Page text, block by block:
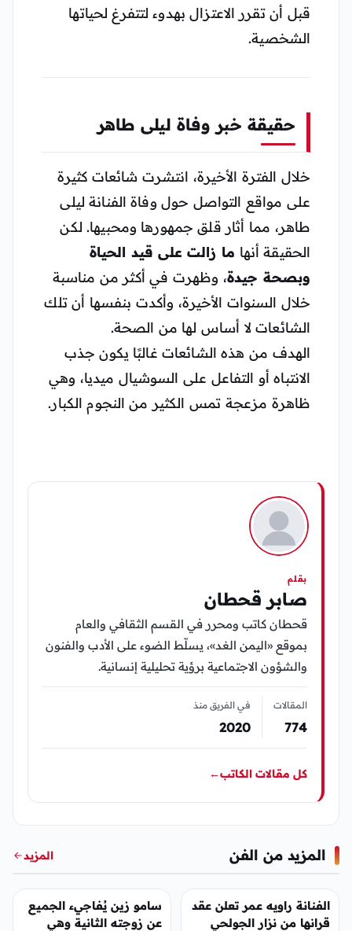
قبل أن تقرر الاعتزال بهدوء لتتفرغ لحياتها
الشخصية.
حقيقة خبر وفاة ليلى طاهر
خلال الفترة الأخيرة، انتشرت شائعات كثيرة
على مواقع التواصل حول وفاة الفنانة ليلى
طاهر، مما أثار قلق جمهورها ومحبيها. لكن
الحقيقة أنها ما زالت على قيد الحياة
وبصحة جيدة، وظهرت في أكثر من مناسبة
خلال السنوات الأخيرة، وأكدت بنفسها أن تلك
الشائعات لا أساس لها من الصحة.
الهدف من هذه الشائعات غالبًا يكون جذب
الانتباه أو التفاعل على السوشيال ميديا، وهي
ظاهرة مزعجة تمس الكثير من النجوم الكبار.
بقلم
صابر قحطان
قحطان كاتب ومحرر في القسم الثقافي والعام
بموقع «اليمن الغد»، يسلّط الضوء على الأدب والفنون
والشؤون الاجتماعية برؤية تحليلية إنسانية.
المقالات
774
في الفريق منذ
2020
كل مقالات الكاتب←
المزيد من الفن المزيد
الفن
الفنانة راويه عمر تعلن عقد
قرانها من نزار الجولحي
سامو زين يُفاجيء الجميع
عن زوجته الثانية وهي